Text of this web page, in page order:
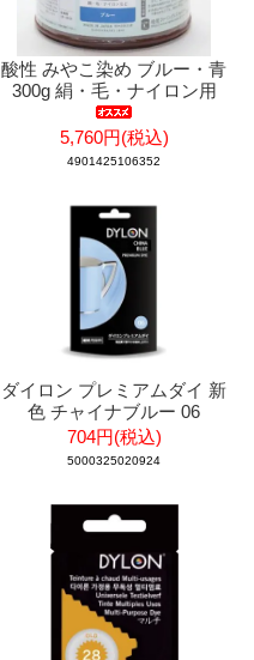
酸性 みやこ染め ブルー・青
300g 絹・毛・ナイロン用
5,760円(税込)
4901425106352
ダイロン プレミアムダイ 新
色 チャイナブルー 06
704円(税込)
5000325020924